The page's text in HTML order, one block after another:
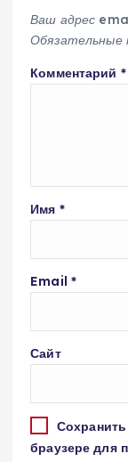
Ваш адрес
Обязательные
Комментарий *
Имя *
Email *
Сайт
браузере для